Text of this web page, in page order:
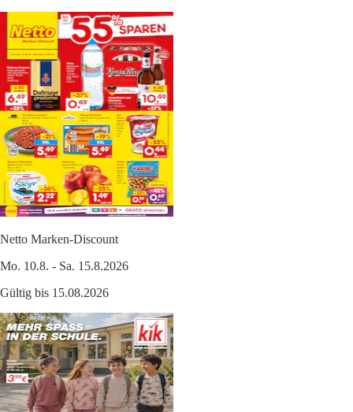
Netto Marken-Discount
Mo. 10.8. - Sa. 15.8.2026
Gültig bis 15.08.2026